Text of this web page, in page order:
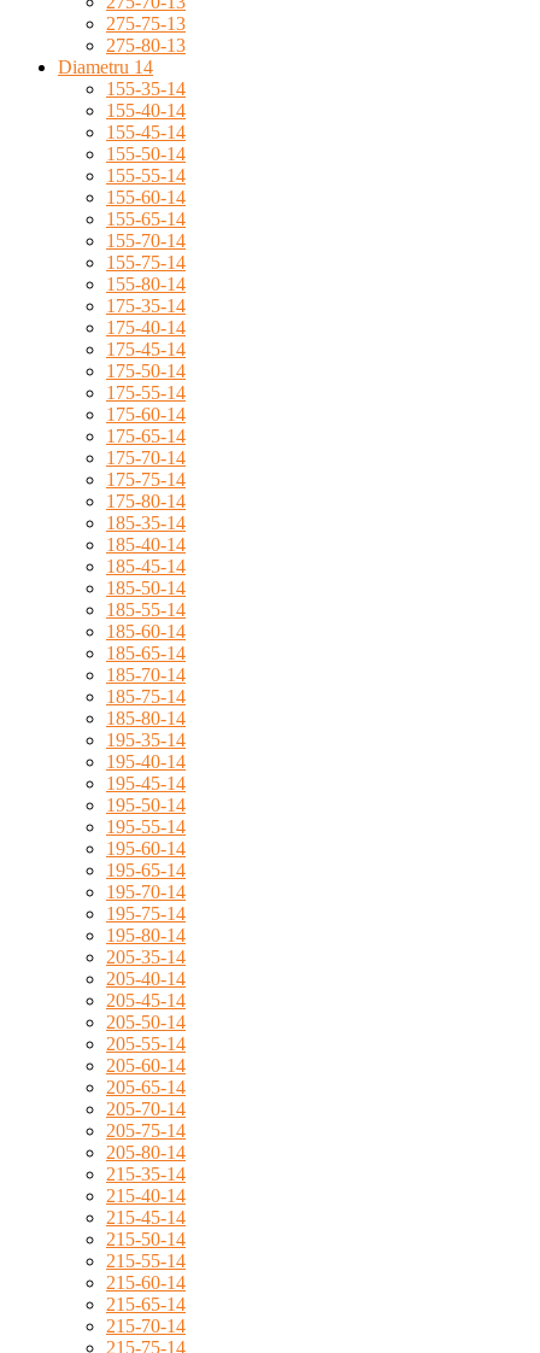
275-75-13
275-80-13
Diametru 14
155-35-14
155-40-14
155-45-14
155-50-14
155-55-14
155-60-14
155-65-14
155-70-14
155-75-14
155-80-14
175-35-14
175-40-14
175-45-14
175-50-14
175-55-14
175-60-14
175-65-14
175-70-14
175-75-14
175-80-14
185-35-14
185-40-14
185-45-14
185-50-14
185-55-14
185-60-14
185-65-14
185-70-14
185-75-14
185-80-14
195-35-14
195-40-14
195-45-14
195-50-14
195-55-14
195-60-14
195-65-14
195-70-14
195-75-14
195-80-14
205-35-14
205-40-14
205-45-14
205-50-14
205-55-14
205-60-14
205-65-14
205-70-14
205-75-14
205-80-14
215-35-14
215-40-14
215-45-14
215-50-14
215-55-14
215-60-14
215-65-14
215-70-14
215-75-14